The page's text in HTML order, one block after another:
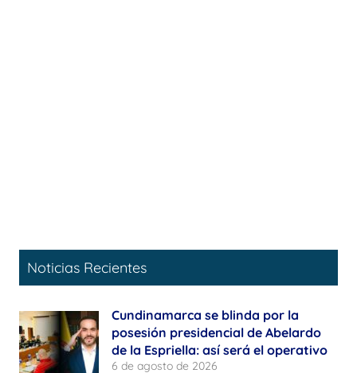
Noticias Recientes
Cundinamarca se blinda por la
posesión presidencial de Abelardo
de la Espriella: así será el operativo
6 de agosto de 2026